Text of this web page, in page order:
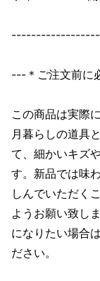
---＊ご注文前に
この商品は実際
月暮らしの道具
て、細かいキズ
す。新品では味
しんでいただく
ようお願い致し
になりたい場合
ださい。